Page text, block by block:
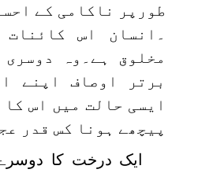
طورپر ناکامی کے
۔انسان اس
مخلوق ہے۔وہ
برتر اوصاف اپنے
ایسی حالت میں اس
پیچھے ہونا کس قدر
ایک درخت کا